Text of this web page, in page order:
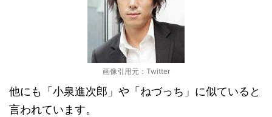
画像引用元：Twitter
他にも「小泉進次郎」や「ねづっち」に似ていると
言われています。